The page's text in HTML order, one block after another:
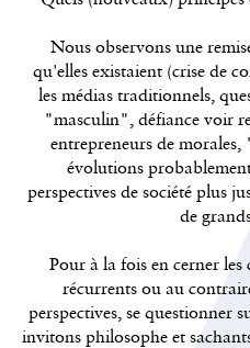
Nous observons une
qu'elles existaient (crise de
les médias traditionnels,
"masculin", défiance voir
entrepreneurs de
évolutions
perspectives de société plus
de
Pour à la fois en cerner les
récurrents ou au
perspectives, se questionner
invitons philosophe et